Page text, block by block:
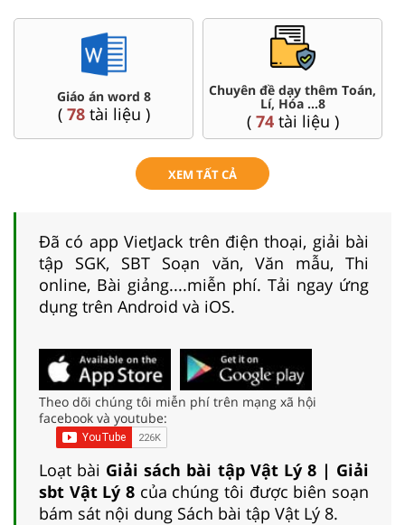
thêm Toán, Đề thi HSG 8
(
Trắc nghiệm
(
XEM TẤT CẢ
Đã có app VietJack trên điện thoại, giải bài
tập SGK, SBT Soạn văn, Văn mẫu, Thi
online, Bài giảng....miễn phí. Tải ngay ứng
dụng trên Android và iOS.
Theo dõi chúng tôi miễn phí trên mạng xã hội
facebook và youtube:
Loạt bài Giải sách bài tập Vật Lý 8 | Giải
sbt Vật Lý 8 của chúng tôi được biên soạn
bám sát nội dung Sách bài tập Vật Lý 8.